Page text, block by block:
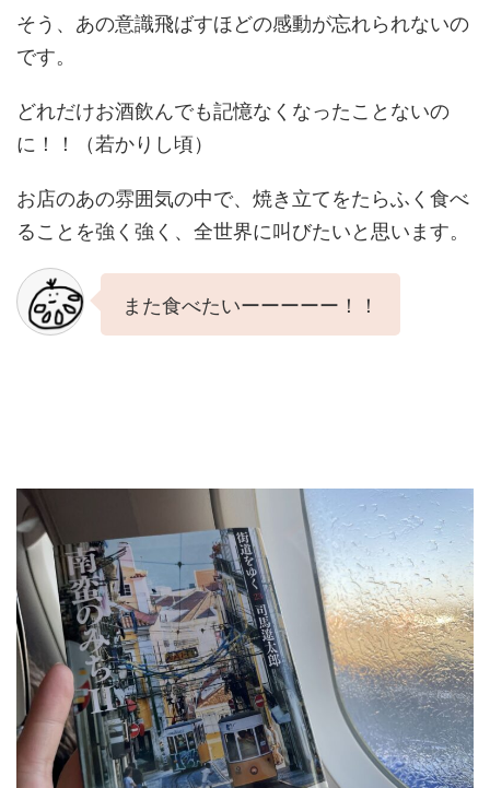
そう、あの意識飛ばすほどの感動が忘れられないの
です。
どれだけお酒飲んでも記憶なくなったことないの
に！！（若かりし頃）
お店のあの雰囲気の中で、焼き立てをたらふく食べ
ることを強く強く、全世界に叫びたいと思います。
また食べたいーーーーー！！